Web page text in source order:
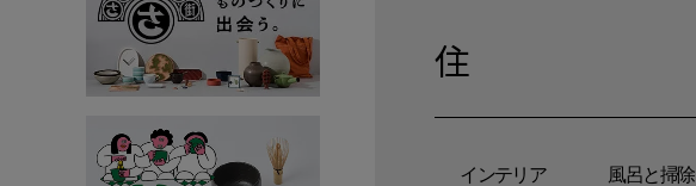
住
インテリア 風呂と掃除